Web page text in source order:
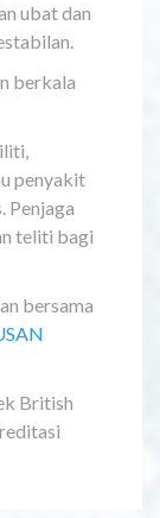
ubat dan
berkala
penyakit
Penjaga
teliti bagi
bersama
British